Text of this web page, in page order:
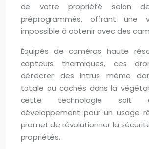
de votre propriété selon
préprogrammés, offrant une
impossible à obtenir avec des
Équipés de caméras haute
capteurs thermiques, ces
détecter des intrus même
totale ou cachés dans la
cette technologie soit
développement pour un usage
promet de révolutionner la
propriétés.